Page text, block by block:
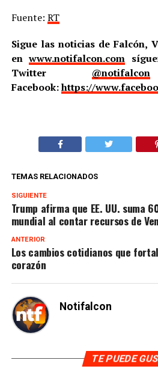
Fuente: RT
Sigue las noticias de Falcón,
enwww.notifalcon.com
Twitter @notifalcon
Facebook:https://
TEMAS RELACIONADOS
SIGUIENTE
Trump afirma que EE. UU. suma
mundial al contar recursos de
ANTERIOR
Los cambios cotidianos que
corazón
Notifalcon
TE PUEDE